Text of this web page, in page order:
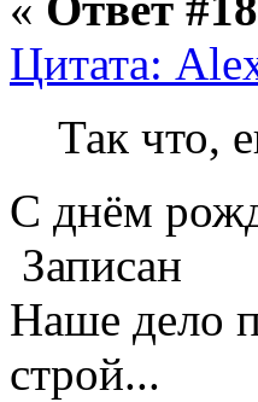
Цитата:
Так
С днём
Записан
Наше дело
строй...